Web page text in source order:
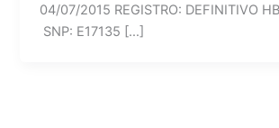
04/07/2015 REGISTRO: DEFINITIVO
SNP: E17135 […]